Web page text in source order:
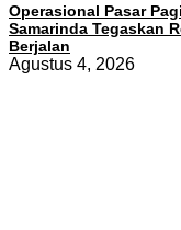
Operasional Pasar
Samarinda Tegaskan
Berjalan
Agustus 4, 2026